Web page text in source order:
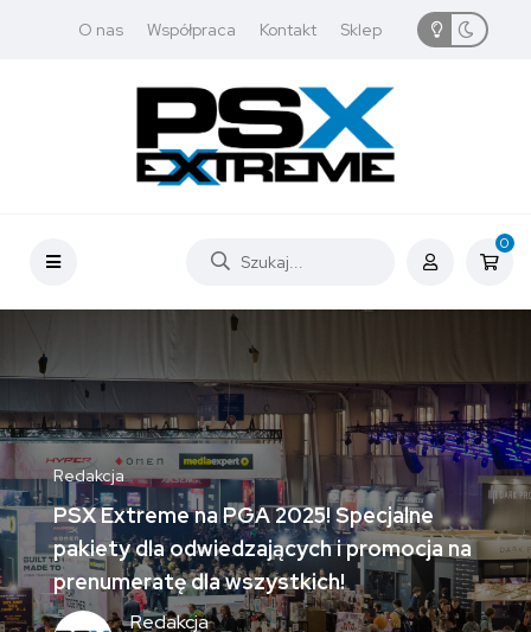
O nas Współpraca Kontakt Sklep
0
Redakcja
PSX Extreme na PGA 2025! Specjalne
pakiety dla odwiedzających i promocja na
prenumeratę dla wszystkich!
Redakcja